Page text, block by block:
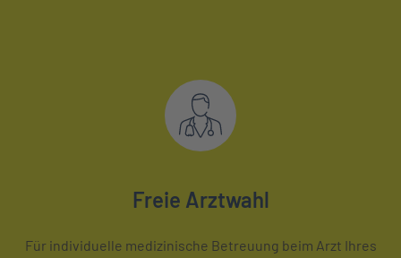
Freie Arztwahl
Für individuelle medizinische Betreuung beim Arzt Ihres